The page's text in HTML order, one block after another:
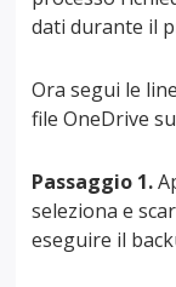
dati durante il
Ora segui le
file OneDrive
Passaggio 1.
seleziona e
eseguire il